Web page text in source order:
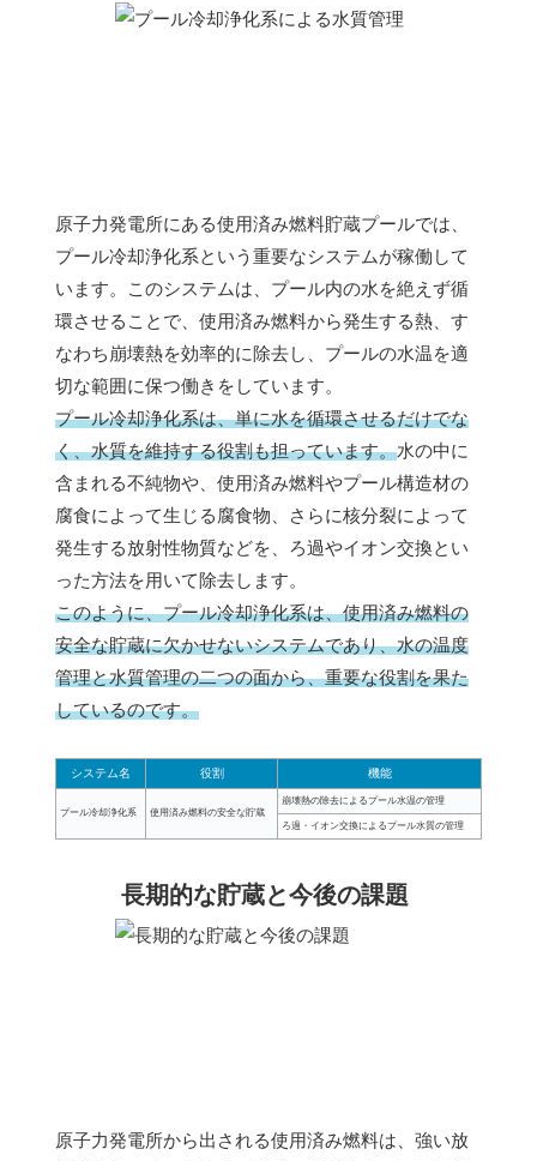
原子力発電所にある使用済み燃料貯蔵プールでは、
プール冷却浄化系という重要なシステムが稼働して
います。このシステムは、プール内の水を絶えず循
環させることで、使用済み燃料から発生する熱、す
なわち崩壊熱を効率的に除去し、プールの水温を適
切な範囲に保つ働きをしています。
プール冷却浄化系は、単に水を循環させるだけでな
く、水質を維持する役割も担っています。水の中に
含まれる不純物や、使用済み燃料やプール構造材の
腐食によって生じる腐食物、さらに核分裂によって
発生する放射性物質などを、ろ過やイオン交換とい
った方法を用いて除去します。
このように、プール冷却浄化系は、使用済み燃料の
安全な貯蔵に欠かせないシステムであり、水の温度
管理と水質管理の二つの面から、重要な役割を果た
しているのです。
システム名 役割 機能
プール冷却浄化系 使用済み燃料の安全な貯蔵
崩壊熱の除去によるプール水温の管理
ろ過・イオン交換によるプール水質の管理
長期的な貯蔵と今後の課題
原子力発電所から出される使用済み燃料は、強い放